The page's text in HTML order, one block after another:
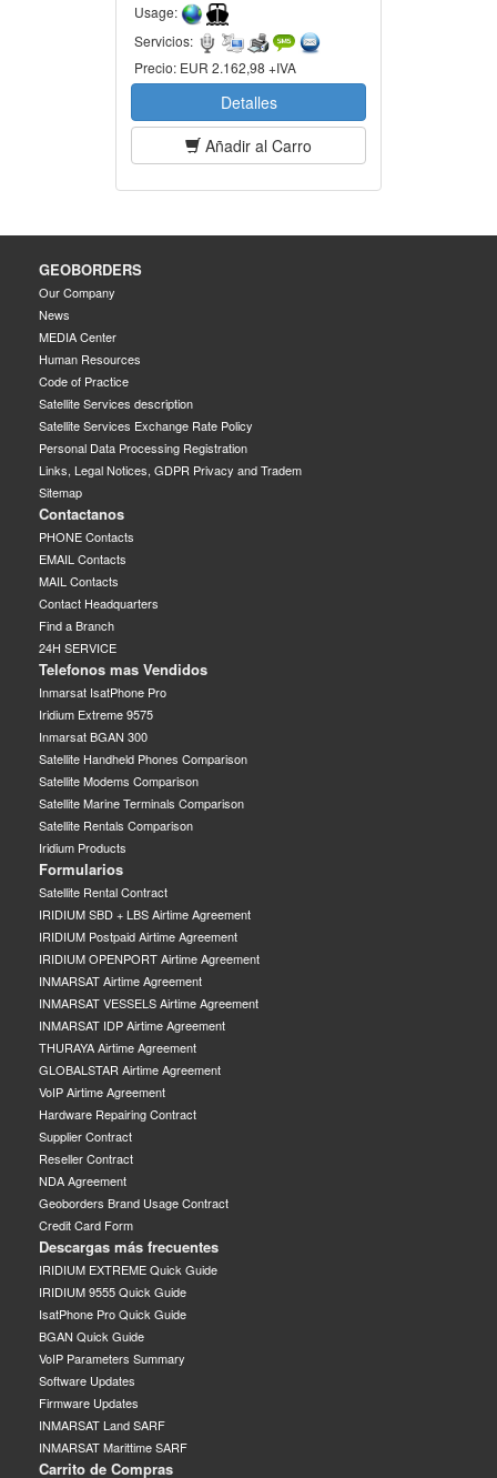
Usage:
Servicios:
Precio: EUR 2.162,98 +IVA
Detalles
Añadir al Carro
GEOBORDERS
Our Company
News
MEDIA Center
Human Resources
Code of Practice
Satellite Services description
Satellite Services Exchange Rate Policy
Personal Data Processing Registration
Links, Legal Notices, GDPR Privacy and Tradem
Sitemap
Contactanos
PHONE Contacts
EMAIL Contacts
MAIL Contacts
Contact Headquarters
Find a Branch
24H SERVICE
Telefonos mas Vendidos
Inmarsat IsatPhone Pro
Iridium Extreme 9575
Inmarsat BGAN 300
Satellite Handheld Phones Comparison
Satellite Modems Comparison
Satellite Marine Terminals Comparison
Satellite Rentals Comparison
Iridium Products
Formularios
Satellite Rental Contract
IRIDIUM SBD + LBS Airtime Agreement
IRIDIUM Postpaid Airtime Agreement
IRIDIUM OPENPORT Airtime Agreement
INMARSAT Airtime Agreement
INMARSAT VESSELS Airtime Agreement
INMARSAT IDP Airtime Agreement
THURAYA Airtime Agreement
GLOBALSTAR Airtime Agreement
VoIP Airtime Agreement
Hardware Repairing Contract
Supplier Contract
Reseller Contract
NDA Agreement
Geoborders Brand Usage Contract
Credit Card Form
Descargas más frecuentes
IRIDIUM EXTREME Quick Guide
IRIDIUM 9555 Quick Guide
IsatPhone Pro Quick Guide
BGAN Quick Guide
VoIP Parameters Summary
Software Updates
Firmware Updates
INMARSAT Land SARF
INMARSAT Marittime SARF
Carrito de Compras